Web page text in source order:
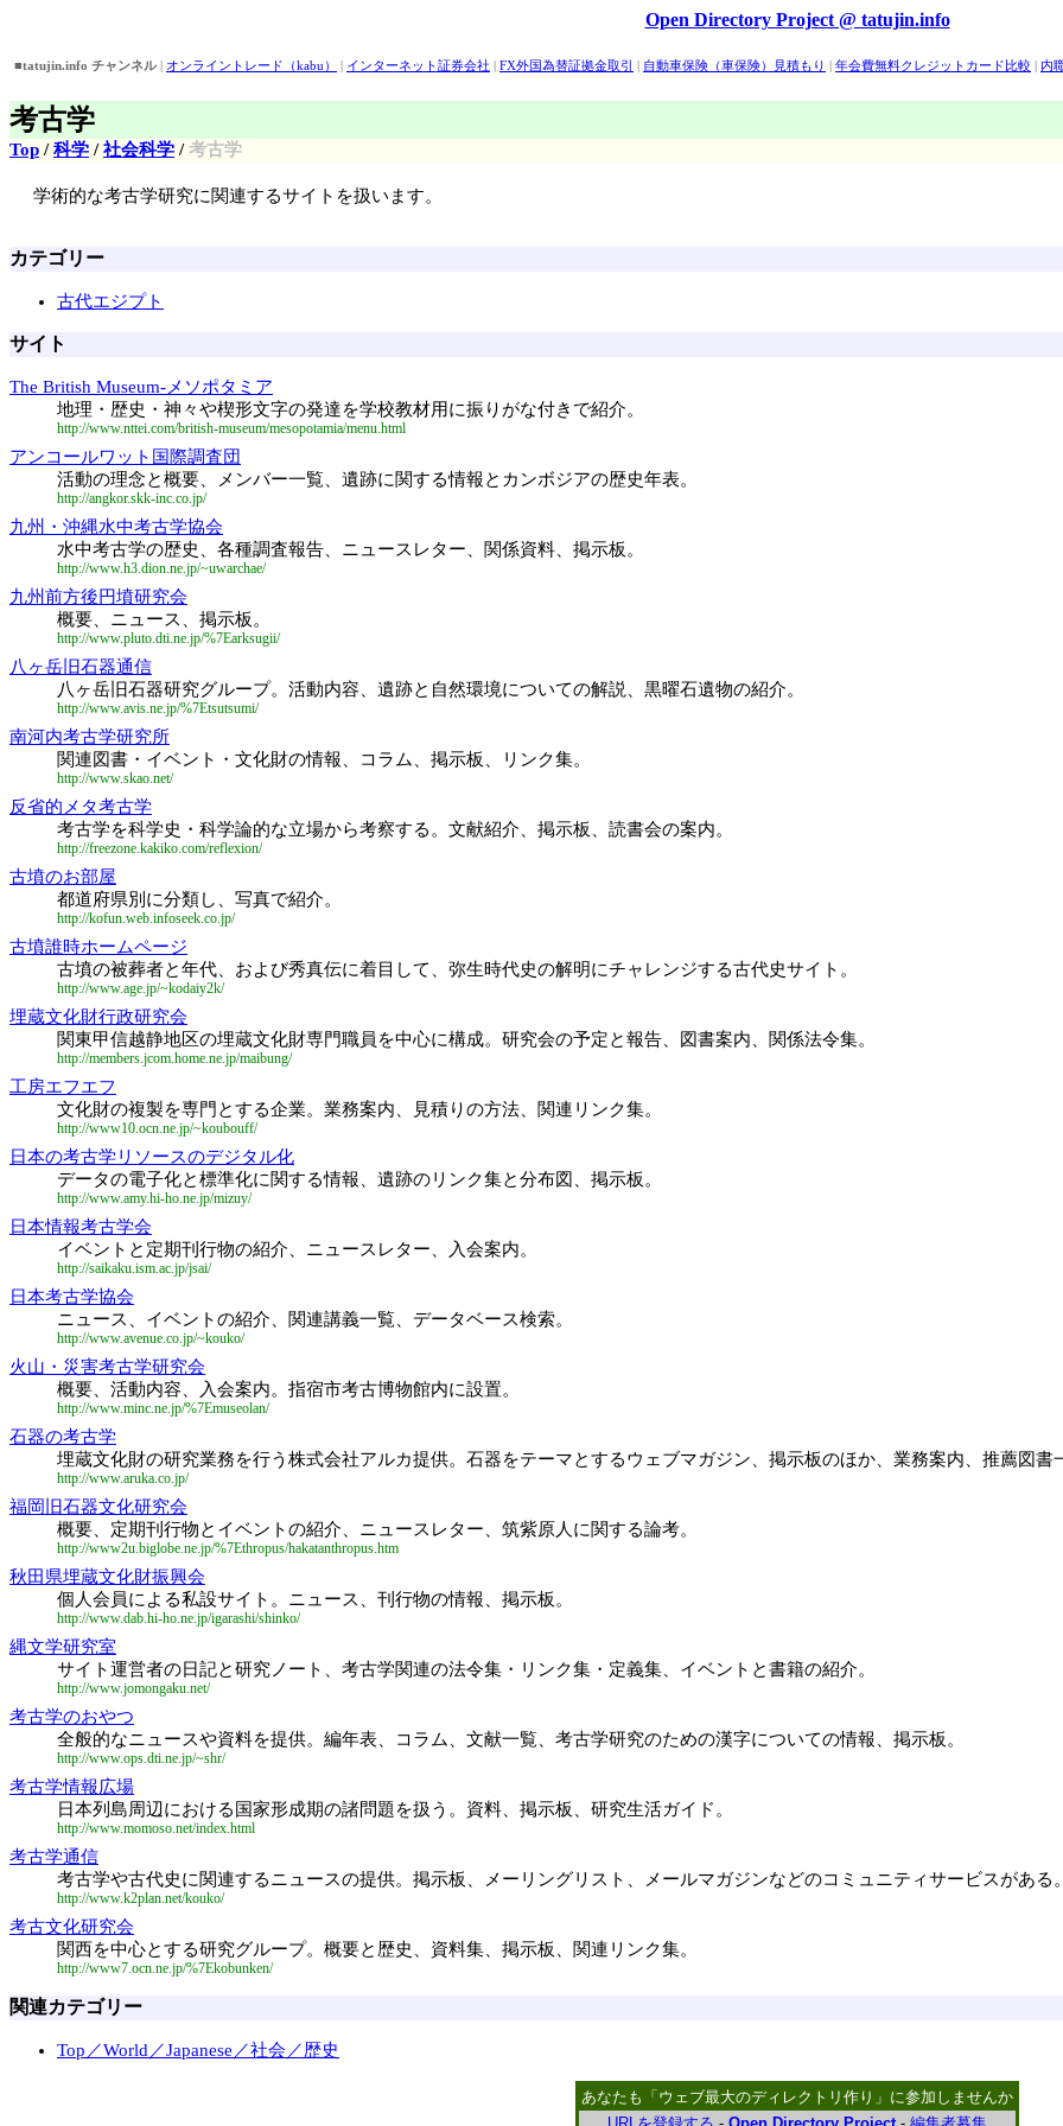
Open Directory Project @ tatujin.info
■tatujin.info チャンネル| オンライントレード（kabu） | インターネット証券会社 | FX外国為替証拠金取引 | 自動車保険（車保険）見積もり | 年会費無料クレジットカード比較 | 内
考古学
Top /科学 /社会科学 /考古学
学術的な考古学研究に関連するサイトを扱います。
カテゴリー
古代エジプト
サイト
The British Museum-メソポタミア
地理・歴史・神々や楔形文字の発達を学校教材用に振りがな付きで紹介。
http://www.nttei.com/british-museum/mesopotamia/menu.html
アンコールワット国際調査団
活動の理念と概要、メンバー一覧、遺跡に関する情報とカンボジアの歴史年表。
http://angkor.skk-inc.co.jp/
九州・沖縄水中考古学協会
水中考古学の歴史、各種調査報告、ニュースレター、関係資料、掲示板。
http://www.h3.dion.ne.jp/~uwarchae/
九州前方後円墳研究会
概要、ニュース、掲示板。
http://www.pluto.dti.ne.jp/%7Earksugii/
八ヶ岳旧石器通信
八ヶ岳旧石器研究グループ。活動内容、遺跡と自然環境についての解説、黒曜石遺物の紹介。
http://www.avis.ne.jp/%7Etsutsumi/
南河内考古学研究所
関連図書・イベント・文化財の情報、コラム、掲示板、リンク集。
http://www.skao.net/
反省的メタ考古学
考古学を科学史・科学論的な立場から考察する。文献紹介、掲示板、読書会の案内。
http://freezone.kakiko.com/reflexion/
古墳のお部屋
都道府県別に分類し、写真で紹介。
http://kofun.web.infoseek.co.jp/
古墳誰時ホームページ
古墳の被葬者と年代、および秀真伝に着目して、弥生時代史の解明にチャレンジする古代史サイト。
http://www.age.jp/~kodaiy2k/
埋蔵文化財行政研究会
関東甲信越静地区の埋蔵文化財専門職員を中心に構成。研究会の予定と報告、図書案内、関係法令集。
http://members.jcom.home.ne.jp/maibung/
工房エフエフ
文化財の複製を専門とする企業。業務案内、見積りの方法、関連リンク集。
http://www10.ocn.ne.jp/~koubouff/
日本の考古学リソースのデジタル化
データの電子化と標準化に関する情報、遺跡のリンク集と分布図、掲示板。
http://www.amy.hi-ho.ne.jp/mizuy/
日本情報考古学会
イベントと定期刊行物の紹介、ニュースレター、入会案内。
http://saikaku.ism.ac.jp/jsai/
日本考古学協会
ニュース、イベントの紹介、関連講義一覧、データベース検索。
http://www.avenue.co.jp/~kouko/
火山・災害考古学研究会
概要、活動内容、入会案内。指宿市考古博物館内に設置。
http://www.minc.ne.jp/%7Emuseolan/
石器の考古学
埋蔵文化財の研究業務を行う株式会社アルカ提供。石器をテーマとするウェブマガジン、掲示板のほか、業務案内、推薦図書
http://www.aruka.co.jp/
福岡旧石器文化研究会
概要、定期刊行物とイベントの紹介、ニュースレター、筑紫原人に関する論考。
http://www2u.biglobe.ne.jp/%7Ethropus/hakatanthropus.htm
秋田県埋蔵文化財振興会
個人会員による私設サイト。ニュース、刊行物の情報、掲示板。
http://www.dab.hi-ho.ne.jp/igarashi/shinko/
縄文学研究室
サイト運営者の日記と研究ノート、考古学関連の法令集・リンク集・定義集、イベントと書籍の紹介。
http://www.jomongaku.net/
考古学のおやつ
全般的なニュースや資料を提供。編年表、コラム、文献一覧、考古学研究のための漢字についての情報、掲示板。
http://www.ops.dti.ne.jp/~shr/
考古学情報広場
日本列島周辺における国家形成期の諸問題を扱う。資料、掲示板、研究生活ガイド。
http://www.momoso.net/index.html
考古学通信
考古学や古代史に関連するニュースの提供。掲示板、メーリングリスト、メールマガジンなどのコミュニティサービスがある。
http://www.k2plan.net/kouko/
考古文化研究会
関西を中心とする研究グループ。概要と歴史、資料集、掲示板、関連リンク集。
http://www7.ocn.ne.jp/%7Ekobunken/
関連カテゴリー
Top／World／Japanese／社会／歴史
あなたも「ウェブ最大のディレクトリ作り」に参加しませんか